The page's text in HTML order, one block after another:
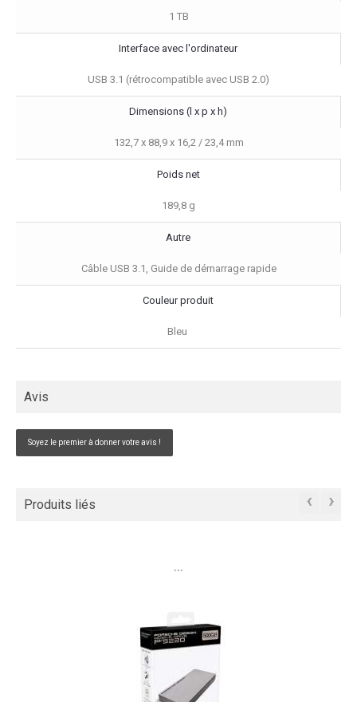
1 TB
Interface avec l'ordinateur
USB 3.1 (rétrocompatible avec USB 2.0)
Dimensions (l x p x h)
132,7 x 88,9 x 16,2 / 23,4 mm
Poids net
189,8 g
Autre
Câble USB 3.1, Guide de démarrage rapide
Couleur produit
Bleu
Avis
Soyez le premier à donner votre avis !
Produits liés ‹ ›
```